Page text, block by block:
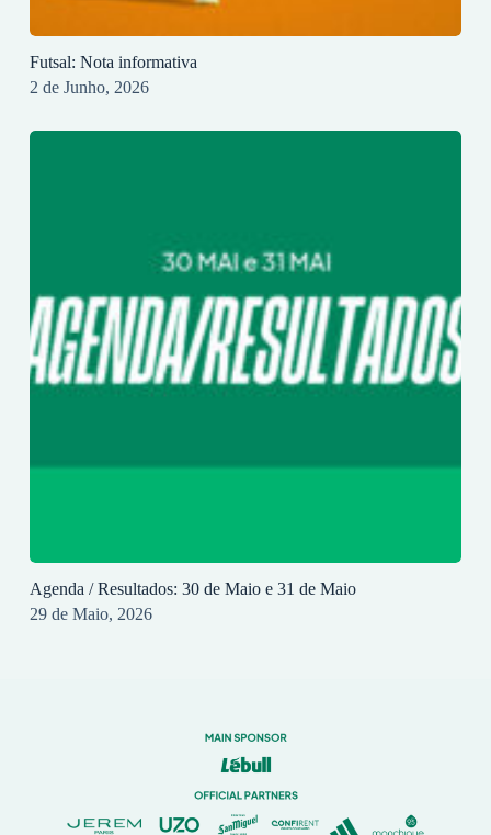
Futsal: Nota informativa
2 de Junho, 2026
Agenda / Resultados: 30 de Maio e 31 de Maio
29 de Maio, 2026